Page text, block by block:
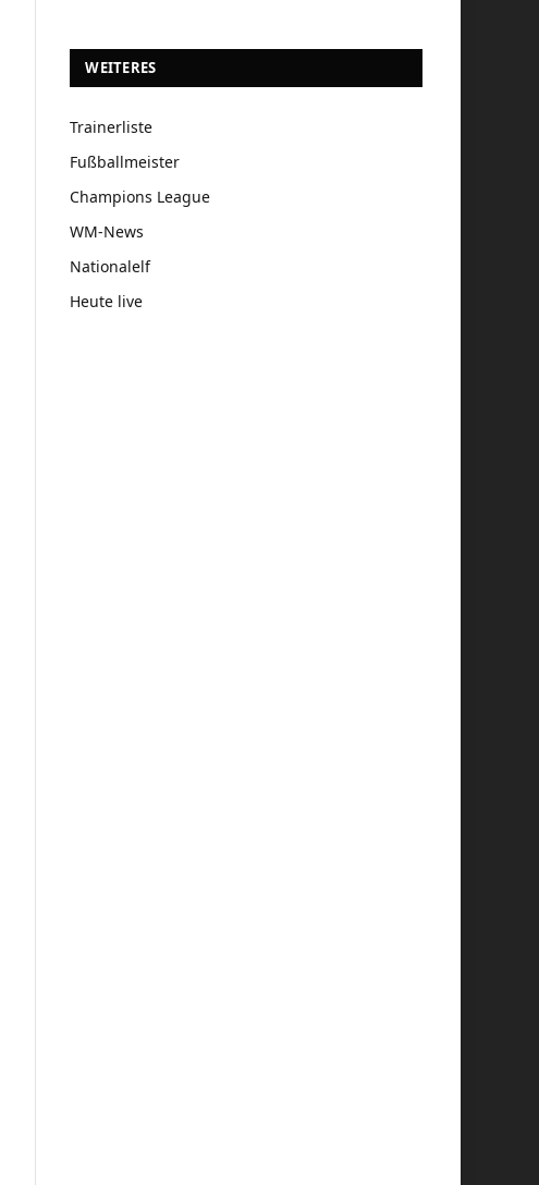
WEITERES
Trainerliste
Fußballmeister
Champions League
WM-News
Nationalelf
Heute live